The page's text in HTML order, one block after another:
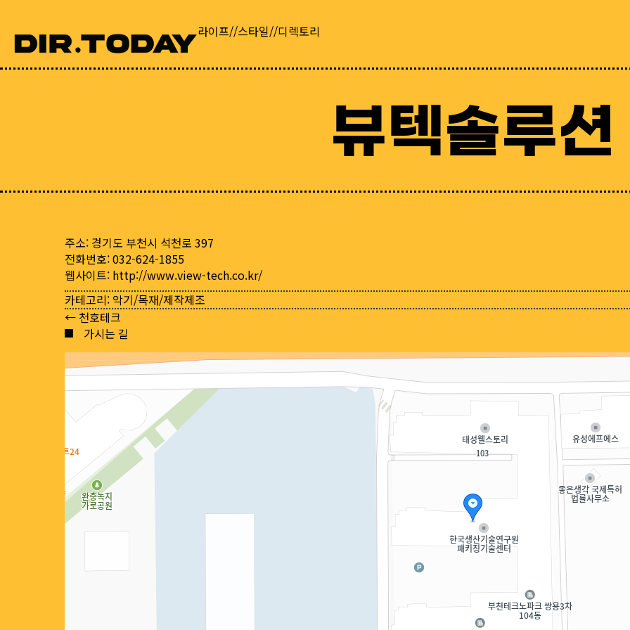
라이프//스타일//디렉토리
뷰텍솔루션
주소: 경기도 부천시 석천로 397
전화번호: 032-624-1855
웹사이트: http://www.view-tech.co.kr/
카테고리: 악기/목재/제작제조
Posts
navigation
← 천호테크
가시는 길